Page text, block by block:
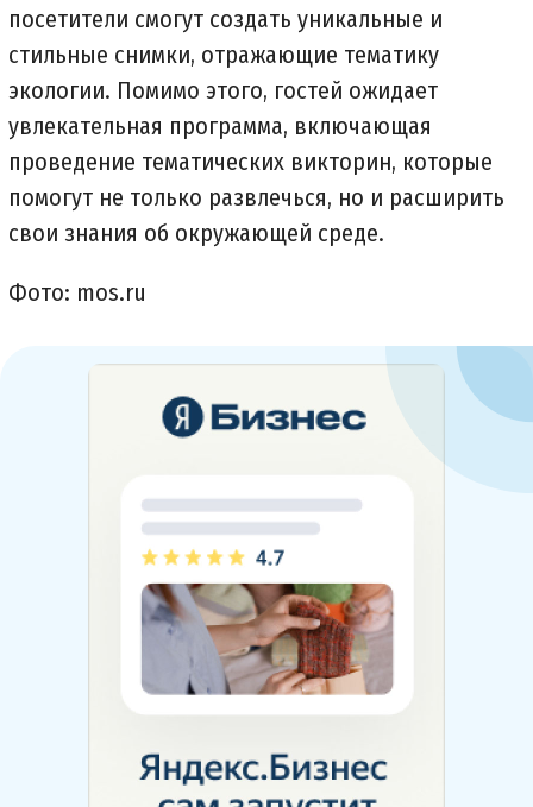
посетители смогут создать уникальные и
стильные снимки, отражающие тематику
экологии. Помимо этого, гостей ожидает
увлекательная программа, включающая
проведение тематических викторин, которые
помогут не только развлечься, но и расширить
свои знания об окружающей среде.
Фото: mos.ru